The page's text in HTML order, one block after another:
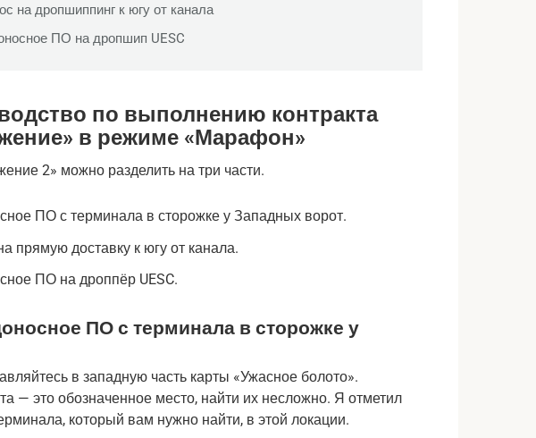
на дропшиппинг к югу от канала
ПО на дропшип UESC
по выполнению контракта
в режиме «Марафон»
2» можно разделить на три части.
ПО с терминала в сторожке у Западных ворот.
прямую доставку к югу от канала.
ПО на дроппёр UESC.
ПО с терминала в сторожке у
в западную часть карты «Ужасное болото».
— это обозначенное место, найти их несложно. Я отметил
который вам нужно найти, в этой локации.